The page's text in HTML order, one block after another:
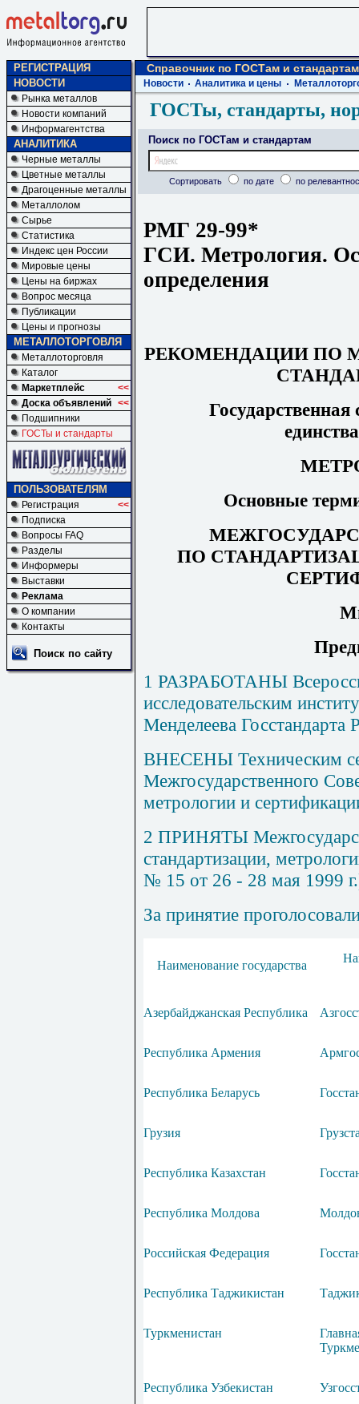
РЕГИСТРАЦИЯ
НОВОСТИ
Рынка металлов
Новости компаний
Информагентства
АНАЛИТИКА
Черные металлы
Цветные металлы
Драгоценные металлы
Металлолом
Сырье
Статистика
Индекс цен России
Мировые цены
Цены на биржах
Вопрос месяца
Публикации
Цены и прогнозы
МЕТАЛЛОТОРГОВЛЯ
Металлоторговля
Каталог
Маркетплейс
<<
Доска объявлений <<
Подшипники
ГОСТы и стандарты
ПОЛЬЗОВАТЕЛЯМ
Регистрация
<<
Подписка
Вопросы FAQ
Разделы
Информеры
Выставки
Реклама
О компании
Контакты
Поиск по сайту
Справочник по ГОСТам и стандартам
Новости Аналитика и цены
ГОСТы, стандарты,
Поиск по ГОСТам и стандартам
Сортировать по дате по
РМГ 29-99*
ГСИ. Метрология.
определения
РЕКОМЕНДАЦИИ ПО
Государственная
Основные
ПО С
1 РАЗРАБОТАНЫ
исследовательским
Менделеева Госстандарта
ВНЕСЕНЫ Техническим
Межгосударственного
метрологии и
2 ПРИНЯТЫ
стандартизации,
№ 15 от 26 - 28 мая 1999
За принятие
Наименование государства
Азербайджанская Республика
Республика Армения
Республика Беларусь
Грузия
Республика Казахстан
Республика Молдова
Российская Федерация
Республика Таджикистан
Туркменистан
Республика Узбекистан